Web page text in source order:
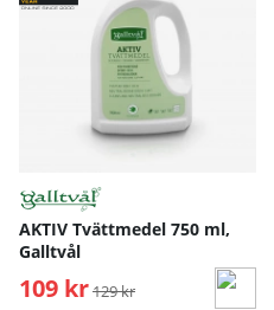
AKTIV Tvättmedel 750 ml,
Galltvål
109 kr Ordinarie pris:
129 kr